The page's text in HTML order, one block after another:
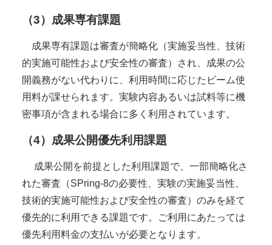
（3）成果専有課題
成果専有課題は審査が簡略化（実施妥当性、技術
的実施可能性および安全性の審査）され、成果の公
開義務がない代わりに、利用時間に応じたビーム使
用料が課せられます。実験内容あるいは試料等に機
密事項が含まれる場合に多く利用されています。
（4）成果公開優先利用課題
成果公開を前提とした利用課題で、一部簡略化さ
れた審査（SPring-8の必要性、実験の実施妥当性、
技術的実施可能性および安全性の審査）のみを経て
優先的に利用できる課題です。ご利用にあたっては
優先利用料金の支払いが必要となります。